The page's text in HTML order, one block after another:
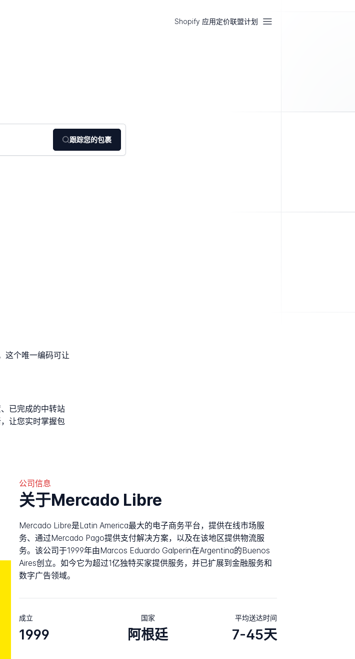
Shopify 应用定价联盟计划
跟踪您的包裹
这个唯一编码可让
已完成的中转站
让您实时掌握包
公司信息
关于Mercado Libre
Mercado Libre是Latin America最大的电子商务平台，提供在线市场服
务、通过Mercado Pago提供支付解决方案，以及在该地区提供物流服
务。该公司于1999年由Marcos Eduardo Galperin在Argentina的Buenos
Aires创立。如今它为超过1亿独特买家提供服务，并已扩展到金融服务和
数字广告领域。
成立
1999
国家
阿根廷
平均送达时间
7-45天